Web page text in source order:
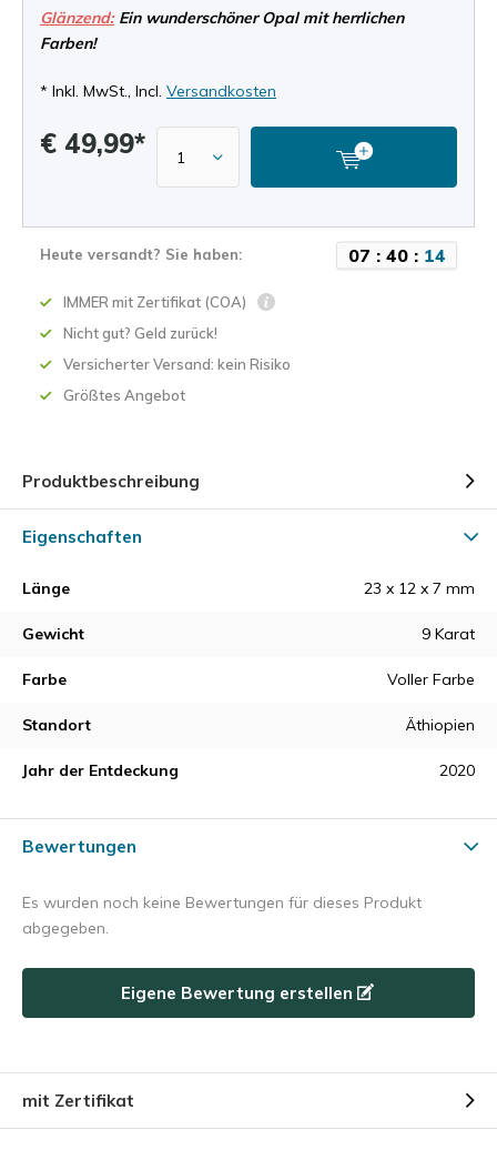
Glänzend:Ein wunderschöner Opal mit herrlichen
Farben!
* Inkl. MwSt., Incl. Versandkosten
€ 49,99*
Heute versandt? Sie haben: 07 : 40: 14
IMMER mit Zertifikat (COA)
Nicht gut? Geld zurück!
Versicherter Versand: kein Risiko
Größtes Angebot
Produktbeschreibung
Eigenschaften
Länge 23 x 12 x 7 mm
Gewicht 9 Karat
Farbe Voller Farbe
Standort Äthiopien
Jahr der Entdeckung 2020
Bewertungen
Es wurden noch keine Bewertungen für dieses Produkt
abgegeben.
Eigene Bewertung erstellen
mit Zertifikat